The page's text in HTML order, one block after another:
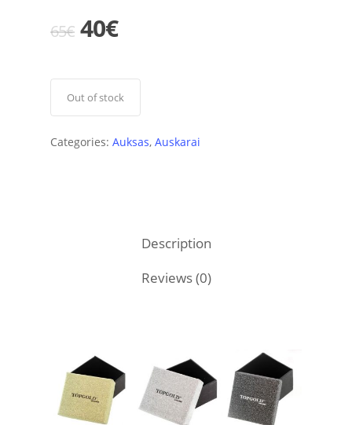
65€ Original
was:
65€.
40€Current
is:
40€.
Out of stock
Categories: Auksas, Auskarai
Description
Reviews (0)